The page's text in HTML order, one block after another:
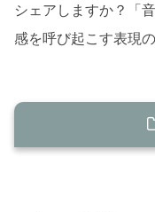
シェアしますか？「
感を呼び起こす表現